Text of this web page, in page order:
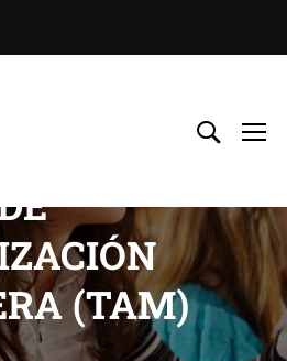
(TAM)